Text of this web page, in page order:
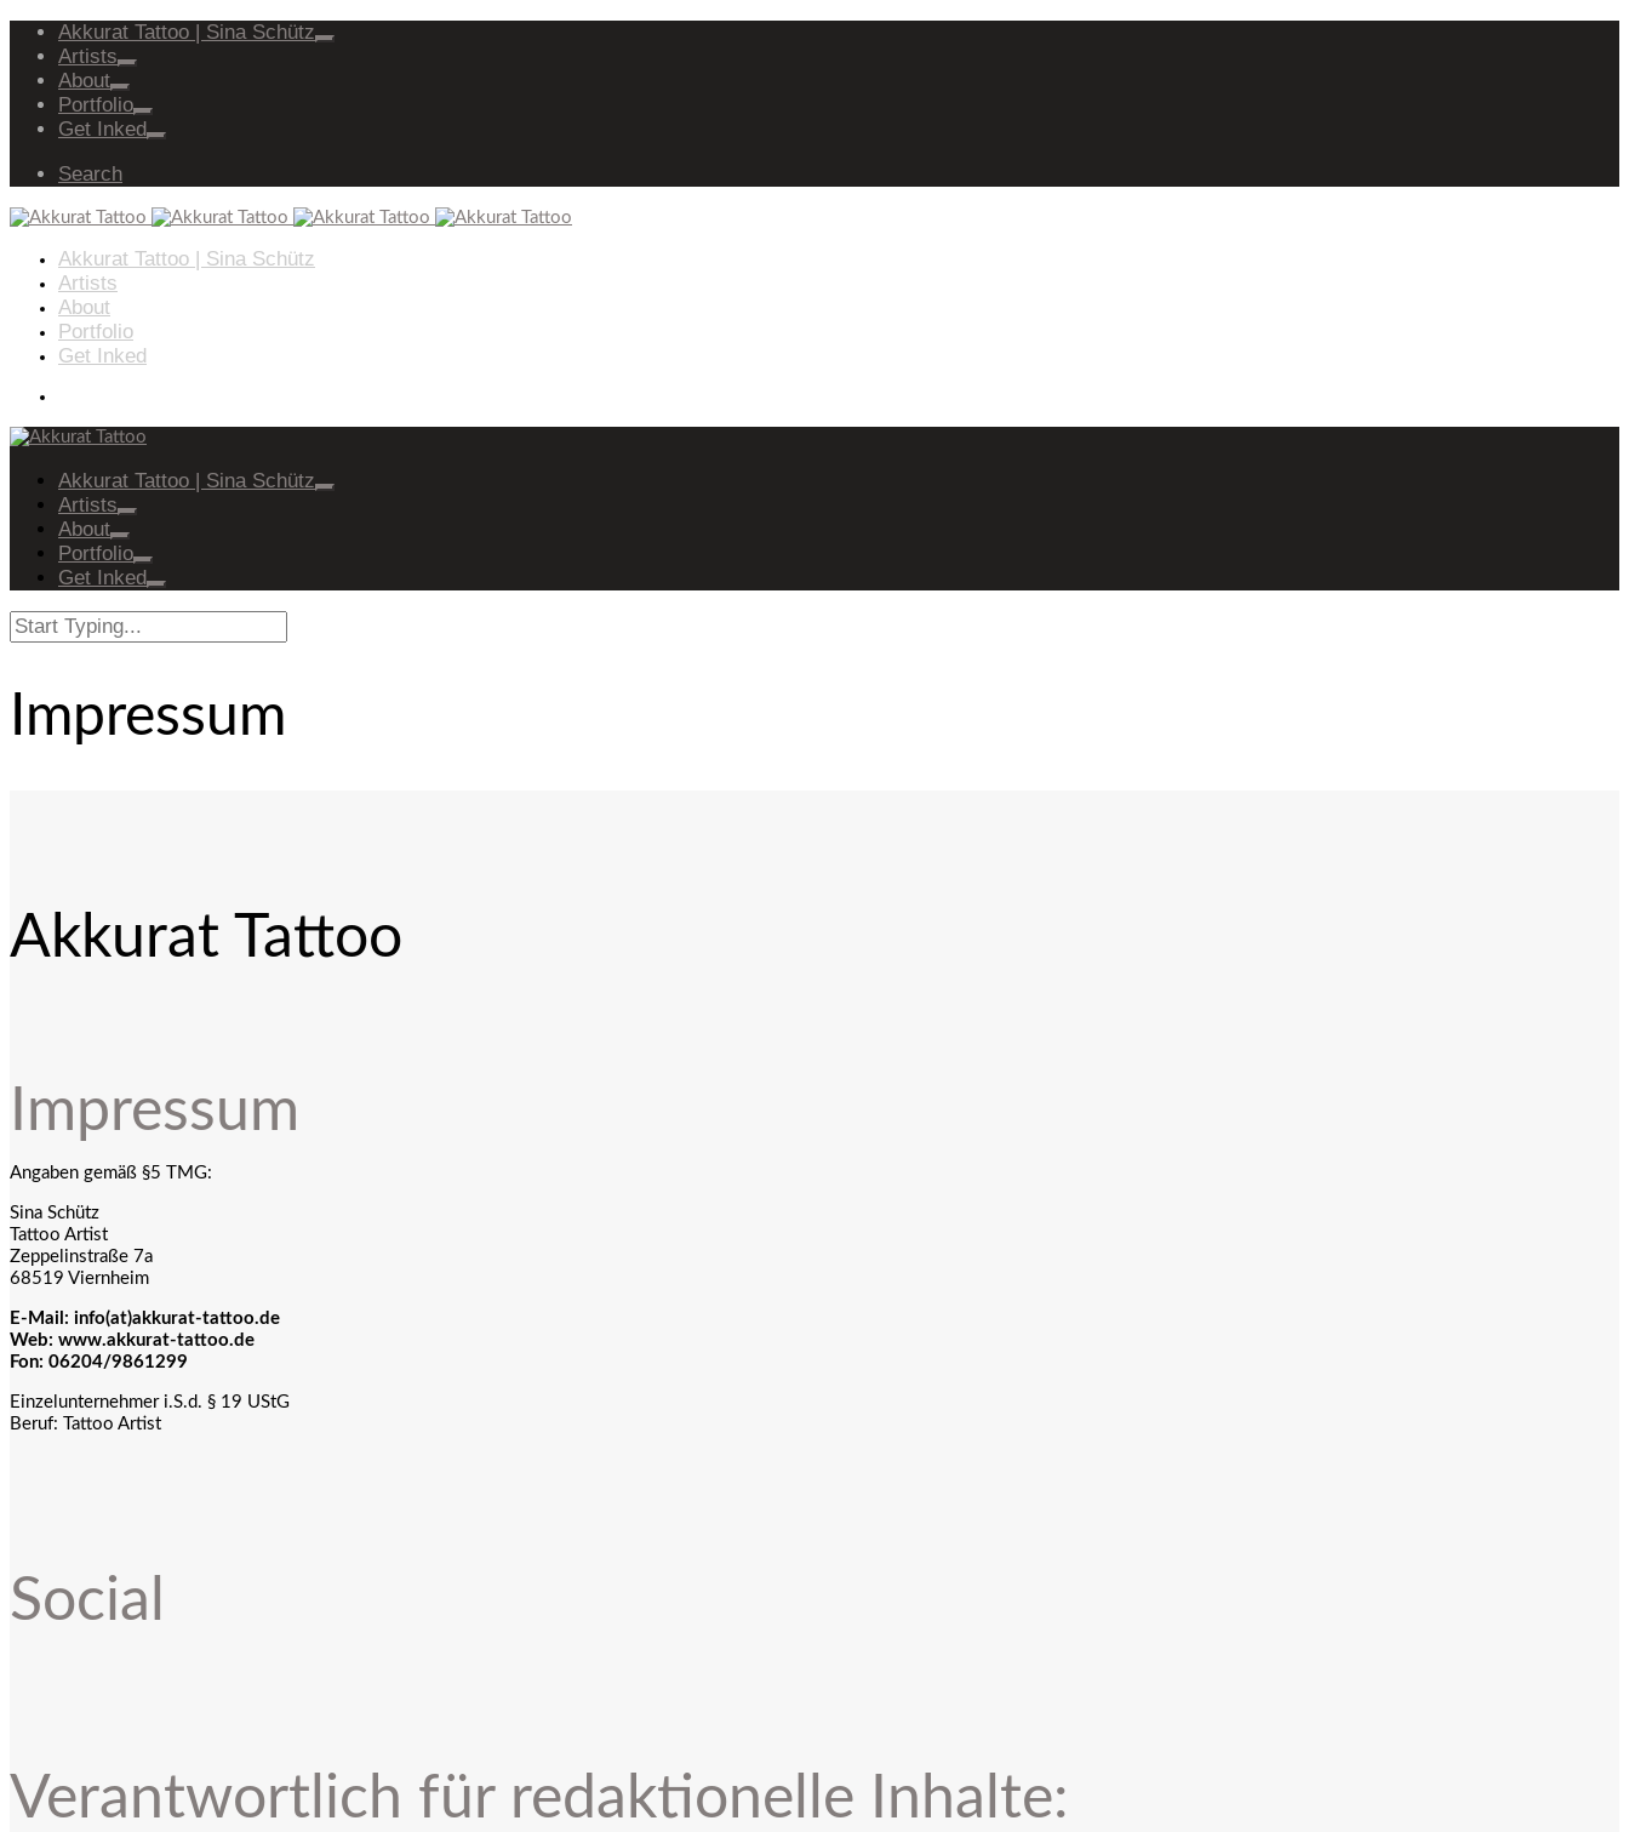
Akkurat Tattoo | Sina Schütz
Artists
About
Portfolio
Get Inked
Search
Akkurat Tattoo | Sina Schütz
Artists
About
Portfolio
Get Inked
Akkurat Tattoo | Sina Schütz
Artists
About
Portfolio
Get Inked
Impressum
Akkurat Tattoo
Impressum
Angaben gemäß §5 TMG:
Sina Schütz
Tattoo Artist
Zeppelinstraße 7a
68519 Viernheim
E-Mail: info(at)akkurat-tattoo.de
Web: www.akkurat-tattoo.de
Fon: 06204/9861299
Einzelunternehmer i.S.d. § 19 UStG
Beruf: Tattoo Artist
Social
Verantwortlich für redaktionelle Inhalte: